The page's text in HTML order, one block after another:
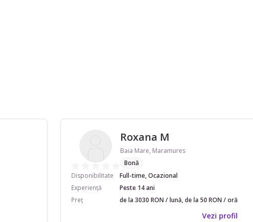
Roxana M
Baia Mare, Maramures
Bonă
Disponibilitate
Full-time, Ocazional
Experiență
Peste 14 ani
Preț
de la 3030 RON / lună, de la 50 RON / oră
Vezi profil